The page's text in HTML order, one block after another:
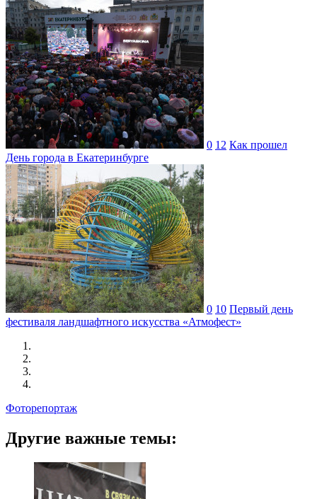
0 12 Как прошел
День города в Екатеринбурге
0 10 Первый день
фестиваля ландшафтного искусства «Атмофест»
Фоторепортаж
Другие важные темы: